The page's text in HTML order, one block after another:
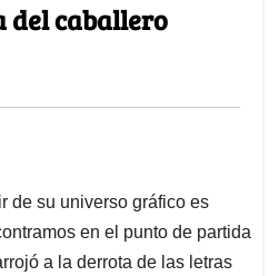
caballero
de su universo gráfico es
en el punto de partida
a la derrota de las letras